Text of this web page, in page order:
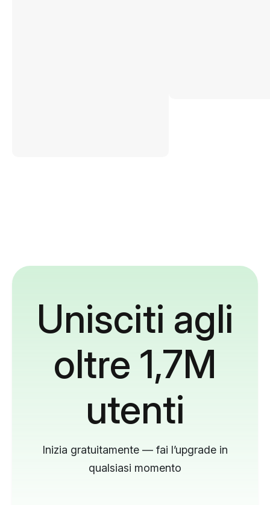
Unisciti agli
oltre 1,7M
utenti
Inizia gratuitamente — fai l’upgrade in
qualsiasi momento